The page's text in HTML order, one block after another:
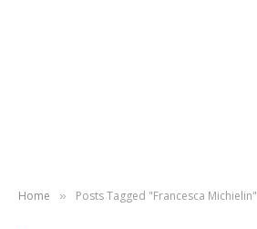
Home » Posts Tagged "Francesca Michielin"